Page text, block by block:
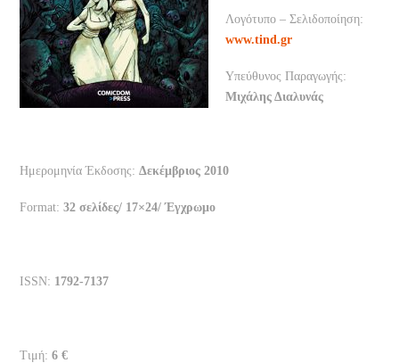
Λογότυπο – Σελιδοποίηση:
www.tind.gr
Υπεύθυνος Παραγωγής:
Μιχάλης Διαλυνάς
Ημερομηνία Έκδοσης:Δεκέμβριος 2010
Format:32 σελίδες/ 17×24/ Έγχρωμο
ISSN: 1792-7137
Τιμή:6 €